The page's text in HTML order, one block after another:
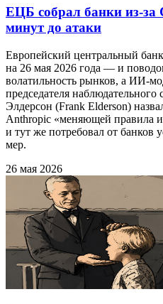
ЕЦБ собрал банки из-за
минут до атаки
Европейский центральный
на 26 мая 2026 года — и
волатильность рынков, а ИИ-
председателя наблюдательного
Элдерсон (Frank Elderson)
Anthropic «меняющей правила
и тут же потребовал от банков
мер.
26 мая 2026